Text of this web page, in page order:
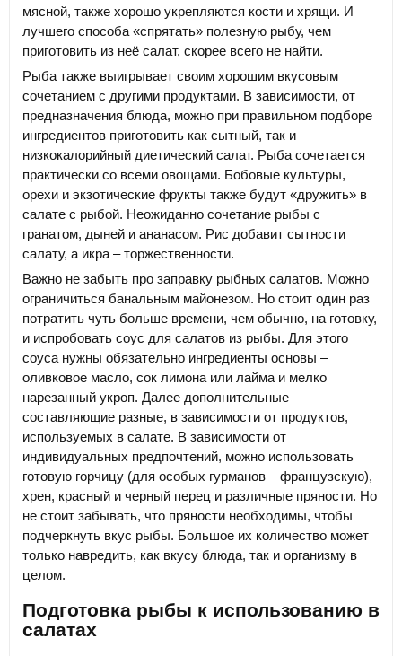
мясной, также хорошо укрепляются кости и хрящи. И
лучшего способа «спрятать» полезную рыбу, чем
приготовить из неё салат, скорее всего не найти.
Рыба также выигрывает своим хорошим вкусовым
сочетанием с другими продуктами. В зависимости, от
предназначения блюда, можно при правильном подборе
ингредиентов приготовить как сытный, так и
низкокалорийный диетический салат. Рыба сочетается
практически со всеми овощами. Бобовые культуры,
орехи и экзотические фрукты также будут «дружить» в
салате с рыбой. Неожиданно сочетание рыбы с
гранатом, дыней и ананасом. Рис добавит сытности
салату, а икра – торжественности.
Важно не забыть про заправку рыбных салатов. Можно
ограничиться банальным майонезом. Но стоит один раз
потратить чуть больше времени, чем обычно, на готовку,
и испробовать соус для салатов из рыбы. Для этого
соуса нужны обязательно ингредиенты основы –
оливковое масло, сок лимона или лайма и мелко
нарезанный укроп. Далее дополнительные
составляющие разные, в зависимости от продуктов,
используемых в салате. В зависимости от
индивидуальных предпочтений, можно использовать
готовую горчицу (для особых гурманов – французскую),
хрен, красный и черный перец и различные пряности. Но
не стоит забывать, что пряности необходимы, чтобы
подчеркнуть вкус рыбы. Большое их количество может
только навредить, как вкусу блюда, так и организму в
целом.
Подготовка рыбы к использованию в
салатах